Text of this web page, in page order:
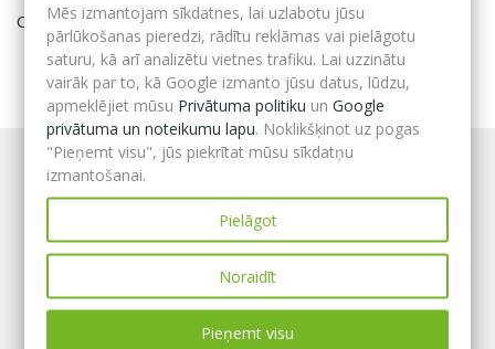
Civilā aizsardzība
Mēs izmantojam sīkdatnes, lai uzlabotu jūsu
pārlūkošanas pieredzi, rādītu reklāmas vai pielāgotu
saturu, kā arī analizētu vietnes trafiku. Lai uzzinātu
vairāk par to, kā Google izmanto jūsu datus, lūdzu,
apmeklējiet mūsu Privātuma politiku unGoogle
privātuma un noteikumu lapu. Noklikšķinot uz pogas
"Pieņemt visu", jūs piekrītat mūsu sīkdatņu
izmantošanai.
Pielāgot
Noraidīt
Pieņemt visu